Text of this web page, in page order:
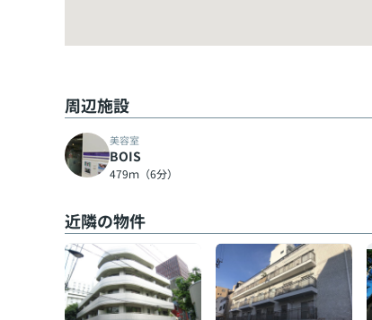
周辺施設
美容室
BOIS
479ｍ（6分）
近隣の物件